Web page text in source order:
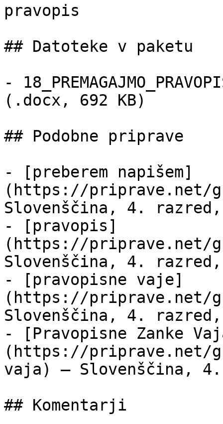
pravopis
## Datoteke v paketu
-
(.docx, 692 KB)
## Podobne priprave
- [preberem napišem]
(https://priprave.net/
Slovenščina, 4. razred,
- [pravopis]
(https://priprave.net/
Slovenščina, 4. razred,
- [pravopisne vaje]
(https://priprave.net/
Slovenščina, 4. razred,
- [Pravopisne Zanke
(https://priprave.net/
vaja) — Slovenščina,
## Komentarji